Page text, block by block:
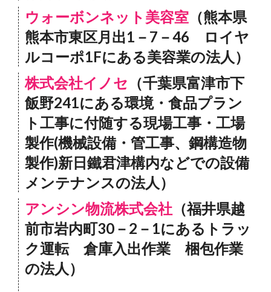
ウォーボンネット美容室 （熊本県
熊本市東区月出1－7－46 ロイヤ
ルコーポ1Fにある美容業の法人）
株式会社イノセ （千葉県富津市下
飯野241にある環境・食品プラン
ト工事に付随する現場工事・工場
製作(機械設備・管工事、鋼構造物
製作)新日鐵君津構内などでの設備
メンテナンスの法人）
アンシン物流株式会社 （福井県越
前市岩内町30－2－1にあるトラッ
ク運転 倉庫入出作業 梱包作業
の法人）